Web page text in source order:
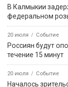
В Калмыкии
федеральном
20 июля Событие
Россиян будут
течение 15 минут
20 июля Событие
Началось